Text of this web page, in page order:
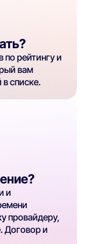
рейтингу и
вам
списке.
и
провайдеру,
Договор и